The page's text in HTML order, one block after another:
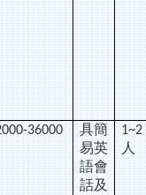
36000
具簡
易英
語會
話及
1~2
人